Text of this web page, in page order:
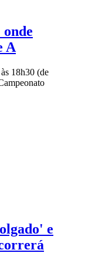
A
18h30 (de
e